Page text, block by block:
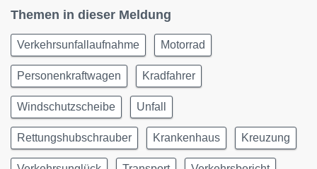
Themen in dieser Meldung
Verkehrsunfallaufnahme Motorrad
Personenkraftwagen Kradfahrer
Windschutzscheibe Unfall
Rettungshubschrauber Krankenhaus Kreuzung